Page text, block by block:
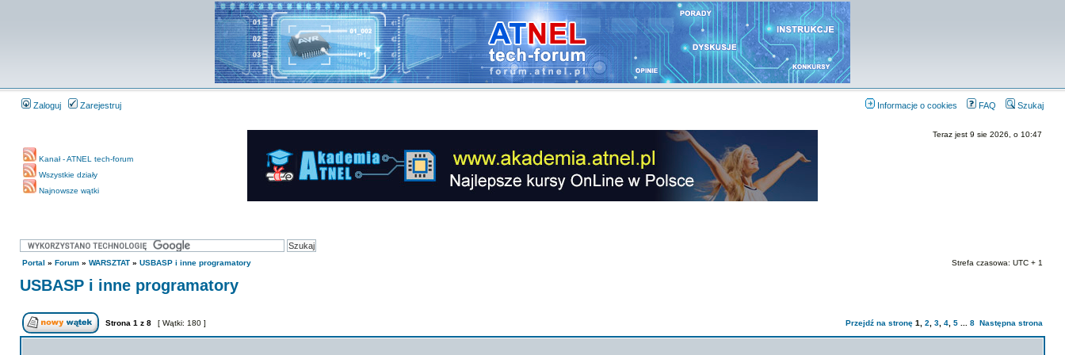
Zaloguj Zarejestruj Informacje o cookies FAQ Szukaj
Kanał - ATNEL tech-forum
Wszystkie działy
Najnowsze wątki
Teraz jest 9 sie 2026, o 10:47
Portal » Forum » WARSZTAT » USBASP i inne programatory Strefa czasowa: UTC + 1
USBASP i inne programatory
Strona 1 z 8 [ Wątki: 180 ] Przejdź na stronę 1 2 3 4 5 8 Następna strona